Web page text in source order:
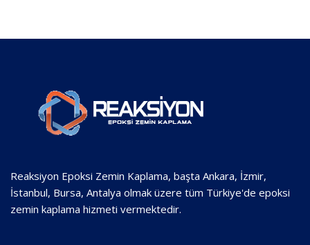
Reaksiyon Epoksi Zemin Kaplama, başta Ankara, İzmir,
İstanbul, Bursa, Antalya olmak üzere tüm Türkiye'de epoksi
zemin kaplama hizmeti vermektedir.